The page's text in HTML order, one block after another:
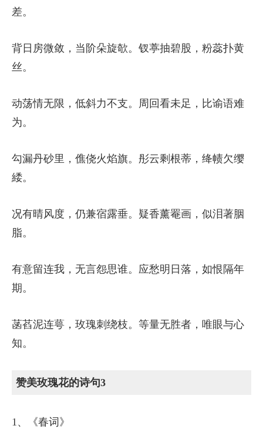
差。
背日房微敛，当阶朵旋欹。钗葶抽碧股，粉蕊扑黄
丝。
动荡情无限，低斜力不支。周回看未足，比谕语难
为。
勾漏丹砂里，僬侥火焰旗。彤云剩根蒂，绛帻欠缨
緌。
况有晴风度，仍兼宿露垂。疑香薰罨画，似泪著胭
脂。
有意留连我，无言怨思谁。应愁明日落，如恨隔年
期。
菡萏泥连萼，玫瑰刺绕枝。等量无胜者，唯眼与心
知。
赞美玫瑰花的诗句3
1、《春词》